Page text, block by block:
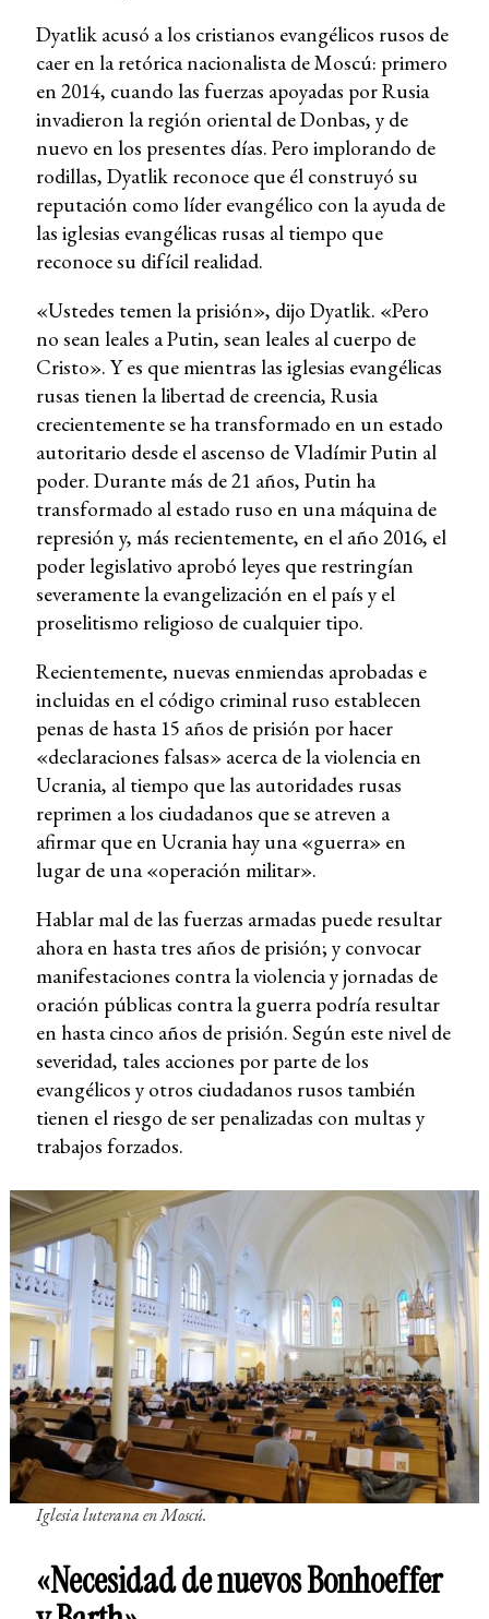
Dyatlik acusó a los cristianos evangélicos rusos de
caer en la retórica nacionalista de Moscú: primero
en 2014, cuando las fuerzas apoyadas por Rusia
invadieron la región oriental de Donbas, y de
nuevo en los presentes días. Pero implorando de
rodillas, Dyatlik reconoce que él construyó su
reputación como líder evangélico con la ayuda de
las iglesias evangélicas rusas al tiempo que
reconoce su difícil realidad.
«Ustedes temen la prisión», dijo Dyatlik. «Pero
no sean leales a Putin, sean leales al cuerpo de
Cristo». Y es que mientras las iglesias evangélicas
rusas tienen la libertad de creencia, Rusia
crecientemente se ha transformado en un estado
autoritario desde el ascenso de Vladímir Putin al
poder. Durante más de 21 años, Putin ha
transformado al estado ruso en una máquina de
represión y, más recientemente, en el año 2016, el
poder legislativo aprobó leyes que restringían
severamente la evangelización en el país y el
proselitismo religioso de cualquier tipo.
Recientemente, nuevas enmiendas aprobadas e
incluidas en el código criminal ruso establecen
penas de hasta 15 años de prisión por hacer
«declaraciones falsas» acerca de la violencia en
Ucrania, al tiempo que las autoridades rusas
reprimen a los ciudadanos que se atreven a
afirmar que en Ucrania hay una «guerra» en
lugar de una «operación militar».
Hablar mal de las fuerzas armadas puede resultar
ahora en hasta tres años de prisión; y convocar
manifestaciones contra la violencia y jornadas de
oración públicas contra la guerra podría resultar
en hasta cinco años de prisión. Según este nivel de
severidad, tales acciones por parte de los
evangélicos y otros ciudadanos rusos también
tienen el riesgo de ser penalizadas con multas y
trabajos forzados.
Iglesia luterana en Moscú.
«Necesidad de nuevos Bonhoeffer